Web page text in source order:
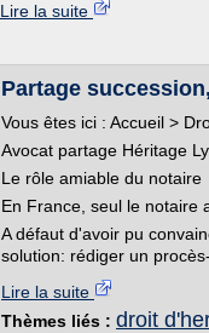
Lire la suite
Partage
Vous êtes ici : Accueil >
Avocat partage Héritage
Le rôle amiable du notaire
En France, seul le notaire
A défaut d'avoir pu
solution: rédiger un
Lire la suite
Thèmes liés : droit